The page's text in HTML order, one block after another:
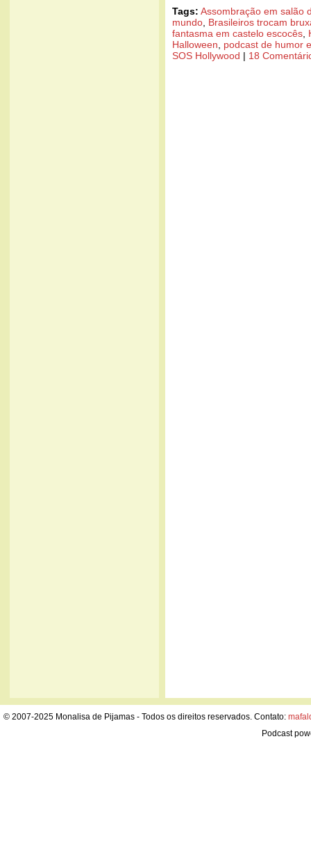
Tags: Assombração em salão
mundo Brasileiros trocam
fantasma em castelo escocês
Halloween
podcast de humor
SOS Hollywood | 18
© 2007-2025 Monalisa de Pijamas - Todos os direitos reservados. Contato:
Podcast